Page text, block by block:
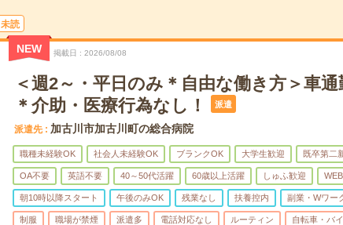
未読
NEW 掲載日 2026/08/08
＜週2～・平日のみ＊自由な働き方＞車
＊介助・医療行為なし！
派遣
派遣先 加古川市加古川町の総合病院
職種未経験OK 社会人未経験OK ブランクOK 大学生歓迎 既卒第二
OA不要 英語不要 40～50代活躍 60歳以上活躍 しゅふ歓迎
朝10時以降スタート 午後のみOK 残業なし 扶養控内 副業・Wワー
制服 職場が禁煙 派遣多 電話対応なし ルーティン 自転車・バ